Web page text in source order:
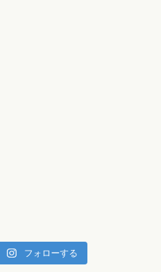
フォローする